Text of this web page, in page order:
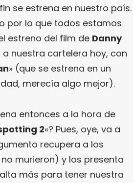
se estrena en nuestro país.
por lo que todos estamos
estreno del film de Danny
nuestra cartelera hoy, con
» (que se estrena en un
merecía algo mejor).
entonces a la hora de
2«? Pues, oye, va a
recupera a los
murieron) y los presenta
más para tener nuestra